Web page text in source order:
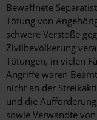
Bewaffnete
Tötung von
schwere Verstöße
Zivilbevölkerung
Tötungen, in vielen
Angriffe waren
nicht an der
und die
sowie Verwandte